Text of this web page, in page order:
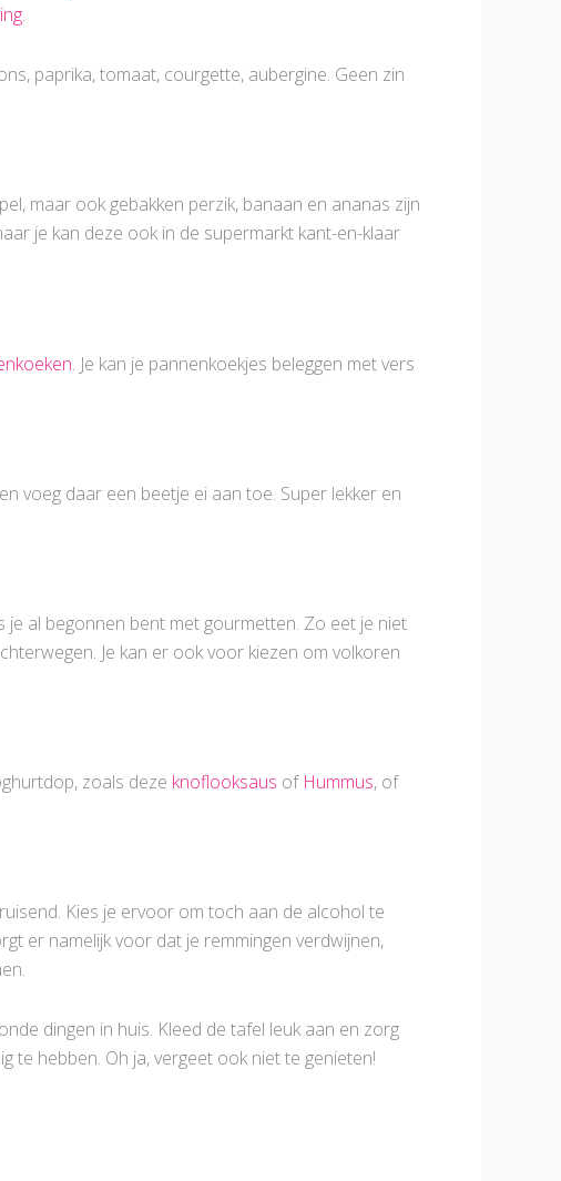
.
paprika, tomaat, courgette, aubergine. Geen zin
maar ook gebakken perzik, banaan en ananas zijn
je kan deze ook in de supermarkt kant-en-klaar
. Je kan je pannenkoekjes beleggen met vers
voeg daar een beetje ei aan toe. Super lekker en
al begonnen bent met gourmetten. Zo eet je niet
Je kan er ook voor kiezen om volkoren
zoals deze knoflooksaus of Hummus, of
Kies je ervoor om toch aan de alcohol te
er namelijk voor dat je remmingen verdwijnen,
dingen in huis. Kleed de tafel leuk aan en zorg
te hebben. Oh ja, vergeet ook niet te genieten!